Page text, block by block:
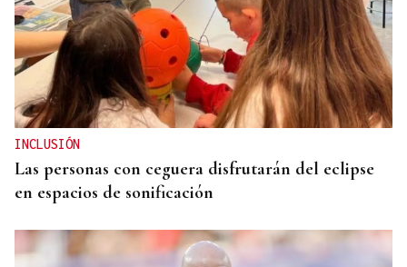
INCLUSIÓN
Las personas con ceguera disfrutarán del eclipse
en espacios de sonificación